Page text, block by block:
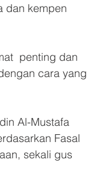
dan kempen
penting dan
cara yang
Al-Mustafa
Fasal
sekali gus